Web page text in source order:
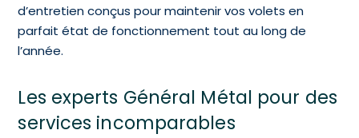
d’entretien conçus pour maintenir vos volets en
parfait état de fonctionnement tout au long de
l’année.
Les experts Général Métal pour des
services incomparables